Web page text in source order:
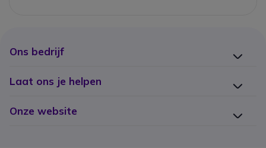
Ons bedrijf
Laat ons je helpen
Onze website